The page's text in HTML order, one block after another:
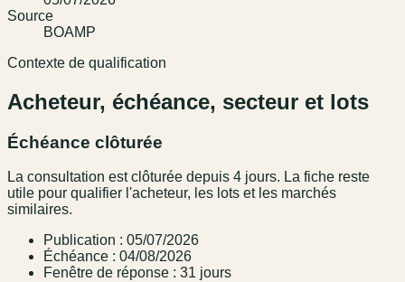
Source
BOAMP
Contexte de qualification
Acheteur, échéance, secteur et lots
Échéance clôturée
La consultation est clôturée depuis 4 jours. La fiche reste
utile pour qualifier l'acheteur, les lots et les marchés
similaires.
Publication : 05/07/2026
Échéance : 04/08/2026
Fenêtre de réponse : 31 jours